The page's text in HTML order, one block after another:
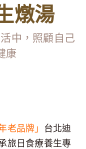
燉湯
中，照顧自己
康
老品牌」
台北迪
旅日食療養生專